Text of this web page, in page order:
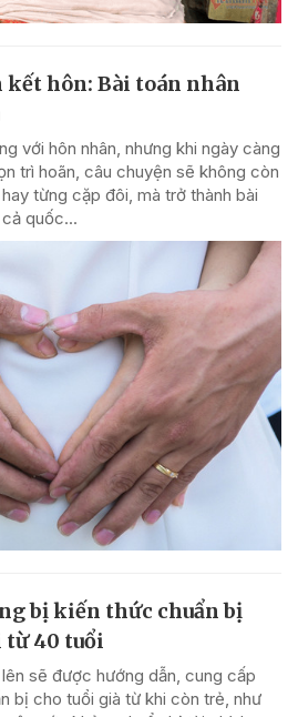
hôn: Bài toán nhân
với hôn nhân, nhưng khi ngày càng
trì hoãn, câu chuyện sẽ không còn
từng cặp đôi, mà trở thành bài
quốc...
bị kiến thức chuẩn bị
từ 40 tuổi
sẽ được hướng dẫn, cung cấp
bị cho tuổi già từ khi còn trẻ, như